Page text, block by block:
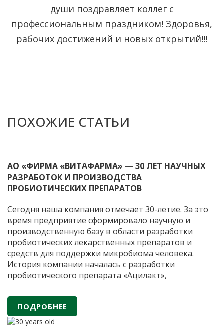
души поздравляет коллег с
профессиональным праздником! Здоровья,
рабочих достижений и новых открытий!!!
ПОХОЖИЕ СТАТЬИ
АО «ФИРМА «ВИТАФАРМА» — 30 ЛЕТ НАУЧНЫХ
РАЗРАБОТОК И ПРОИЗВОДСТВА
ПРОБИОТИЧЕСКИХ ПРЕПАРАТОВ
Сегодня наша компания отмечает 30-летие. За это
время предприятие сформировало научную и
производственную базу в области разработки
пробиотических лекарственных препаратов и
средств для поддержки микробиома человека.
История компании началась с разработки
пробиотического препарата «Ацилакт»,
восстановления и поддержания естественного
баланса микрофлоры. Препарат был создан на
основе научных исследований Института
ПОДРОБНЕЕ